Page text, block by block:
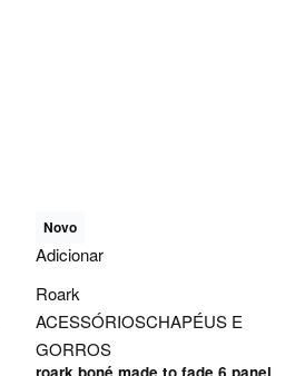
Novo
Adicionar
Roark
ACESSÓRIOSCHAPÉUS E
GORROS
roark boné made to fade 6 panel